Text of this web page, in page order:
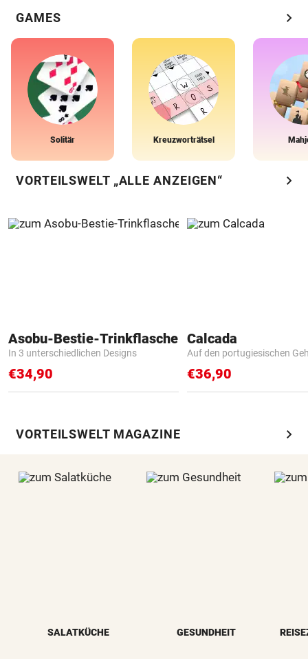
GAMES chevron_right
Solitär Kreuzworträtsel
VORTEILSWELT „ALLE ANZEIGEN“ chevron_right
Asobu-Bestie-Trinkflasche
In 3 unterschiedlichen Designs
€34,90
Calcada
Auf den portugiesischen
€36,90
VORTEILSWELT MAGAZINE chevron_right
SALATKÜCHE GESUNDHEIT